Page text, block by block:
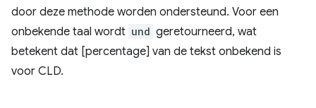
door deze methode worden ondersteund. Voor een
onbekende taal wordt und geretourneerd, wat
betekent dat [percentage] van de tekst onbekend is
voor CLD.